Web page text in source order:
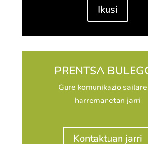
Ikusi
PRENTSA
Gure komunikazio
harremanetan jarri
Kontaktuan jarri